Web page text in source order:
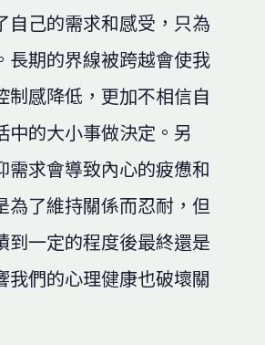
自己的需求和感受，只為
長期的界線被跨越會使我
制感降低，更加不相信自
中的大小事做決定。另
需求會導致內心的疲憊和
為了維持關係而忍耐，但
到一定的程度後最終還是
我們的心理健康也破壞關